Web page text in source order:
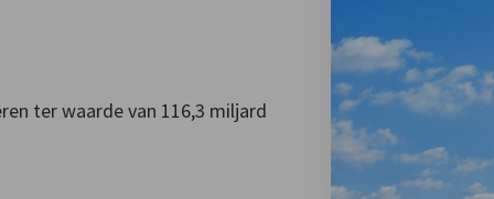
ter waarde van 116,3 miljard